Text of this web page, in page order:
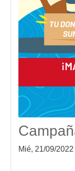
Mié, 21/09/